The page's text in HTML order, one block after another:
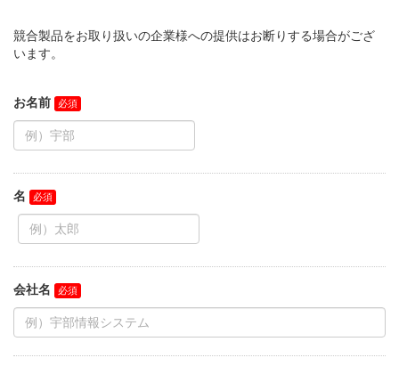
競合製品をお取り扱いの企業様への提供はお断りする場合がござ
います。
お名前
名
会社名